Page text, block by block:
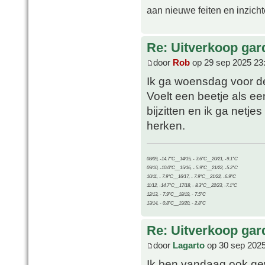
aan nieuwe feiten en
Re: Uitverkoop
door Rob op 29 sep 2025
Ik ga woensdag voor
Voelt een beetje als
bijzitten en ik ga
herken.
08/09, -14.7°C__14/15, - 3.6°C__20/21, -9.1°C
09/10, -10.0°C__15/16, - 5.9°C__21/22, -5.2°C
10/11, - 7.9°C__16/17, - 7.9°C__21/22, -6.9°C
11/12, -14.7°C__17/18, - 8.3°C__22/23, -7.1°C
12/13, - 7.9°C__18/19, - 7.5°C
13/14, - 0.8°C__19/20, - 2.8°C
Re: Uitverkoop
door Lagarto op 30 sep